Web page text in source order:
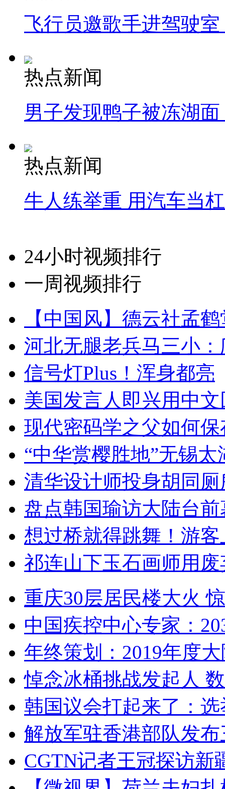
飞行员邀歌手进驾驶
热点新闻
男子发现鸭子被冻湖
热点新闻
牛人练举重 用汽车当
24小时视频排行
一周视频排行
【中国风】德云社孟
河北无腿老兵马三小
信号灯Plus！浑身都亮
美国发言人即兴用中
现代密码学之父如何
“中华赏樱胜地”无锡
清华设计师投身胡同
盘点韩国瑜访大陆台
想过桥就得跳舞！游客
祁连山下玉石画师用
重庆30层居民楼大火
中国疾控中心专家：
年终策划：2019年度
悼念冰桶挑战发起人
韩国议会打起来了：
解放军驻香港部队发
CGTN记者王冠探访新